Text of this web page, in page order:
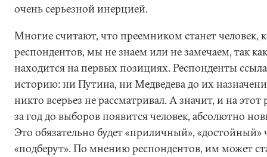
очень серьезной инерцией.
Многие считают, что преемником станет человек,
респондентов, мы не знаем или не замечаем, так
находится на первых позициях. Респонденты
историю: ни Путина, ни Медведева до их
никто всерьез не рассматривал. А значит, и на
за год до выборов появится человек, абсолютно
Это обязательно будет «приличный», «достойный»
«подберут». По мнению респондентов, им может